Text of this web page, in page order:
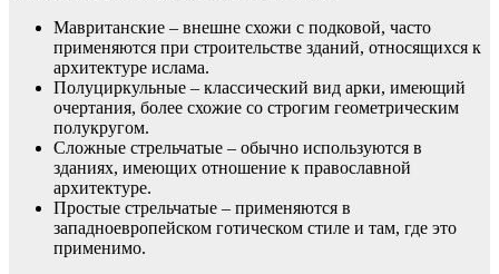
Мавританские – внешне схожи с подковой, часто
применяются при строительстве зданий, относящихся к
архитектуре ислама.
Полуциркульные – классический вид арки, имеющий
очертания, более схожие со строгим геометрическим
полукругом.
Сложные стрельчатые – обычно используются в
зданиях, имеющих отношение к православной
архитектуре.
Простые стрельчатые – применяются в
западноевропейском готическом стиле и там, где это
применимо.